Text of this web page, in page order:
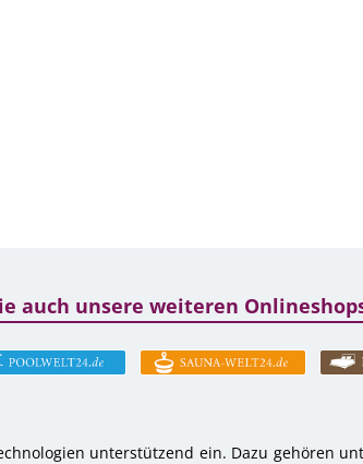
auch unsere weiteren
unterstützend ein. Dazu gehören